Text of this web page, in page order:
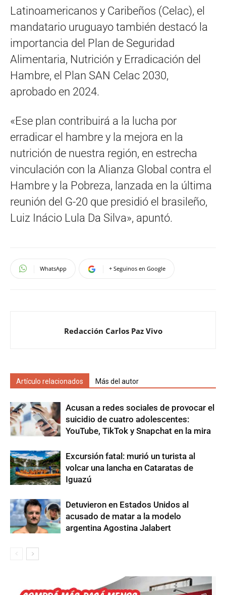
Latinoamericanos y Caribeños (Celac), el
mandatario uruguayo también destacó la
importancia del Plan de Seguridad
Alimentaria, Nutrición y Erradicación del
Hambre, el Plan SAN Celac 2030,
aprobado en 2024.
«Ese plan contribuirá a la lucha por
erradicar el hambre y la mejora en la
nutrición de nuestra región, en estrecha
vinculación con la Alianza Global contra el
Hambre y la Pobreza, lanzada en la última
reunión del G-20 que presidió el brasileño,
Luiz Inácio Lula Da Silva», apuntó.
WhatsApp + Seguinos en Google
Redacción Carlos Paz Vivo
Artículo relacionados Más del autor
Acusan a redes sociales de provocar el
suicidio de cuatro adolescentes:
YouTube, TikTok y Snapchat en la mira
Excursión fatal: murió un turista al
volcar una lancha en Cataratas de
Iguazú
Detuvieron en Estados Unidos al
acusado de matar a la modelo
argentina Agostina Jalabert